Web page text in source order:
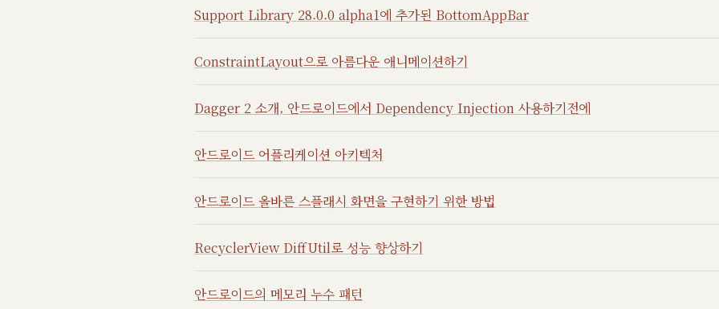
Support Library 28.0.0 alpha1에 추가된 BottomAppBar
ConstraintLayout으로 아름다운 애니메이션하기
Dagger 2 소개, 안드로이드에서 Dependency Injection 사용하기전에
안드로이드 어플리케이션 아키텍처
안드로이드 올바른 스플래시 화면을 구현하기 위한 방법
RecyclerView DiffUtil로 성능 향상하기
안드로이드의 메모리 누수 패턴